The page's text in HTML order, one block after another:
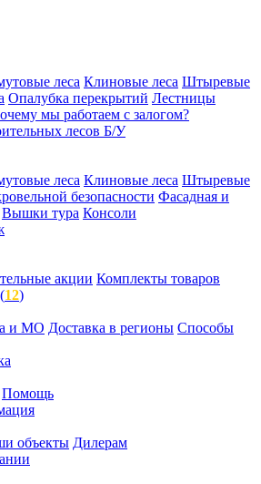
леса Клиновые леса Штыревые
Опалубка перекрытий Лестницы
мы работаем с залогом?
лесов Б/У
леса Клиновые леса Штыревые
безопасности Фасадная и
Вышки тура Консоли
акции Комплекты товаров
12)
и МО Доставка в регионы Способы
Помощь
объекты Дилерам